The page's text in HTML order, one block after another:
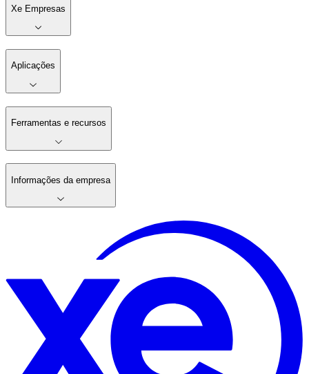
Xe Empresas
Aplicações
Ferramentas e recursos
Informações da empresa